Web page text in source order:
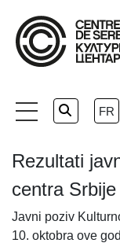
Skip
FR
Rezultati
centra Srbije
Javni poziv
10. oktobra ove